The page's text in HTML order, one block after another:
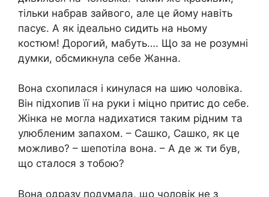
тільки набрав зайвого, але це йому навіть
пасує. А як ідеально сидить на ньому
костюм! Дорогий, мабуть…. Що за не розумні
думки, обсмикнула себе Жанна.
Вона схопилася і кинулася на шию чоловіка.
Він підхопив її на руки і міцно притис до себе.
Жінка не могла надихатися таким рідним та
улюбленим запахом. – Сашко, Сашко, як це
можливо? – шепотіла вона. – А де ж ти був,
що сталося з тобою?
Вона одразу подумала, що чоловік не з